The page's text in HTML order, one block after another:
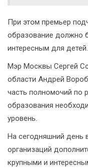
При этом премьер
образование должно
интересным для детей.
Мэр Москвы Сергей
области Андрей
часть полномочий по
образования
уровень.
На сегодняшний день
организаций
крупными и